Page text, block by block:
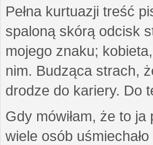
Pełna kurtuazji treść
spaloną skórą odcisk
mojego znaku;
nim. Budząca strach,
drodze do kariery. Do
Gdy mówiłam, że to
wiele osób